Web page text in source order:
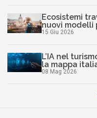
Ecosistemi
nuovi modelli
15 Giu 2026
L’IA nel
la mappa
08 Mag 2026